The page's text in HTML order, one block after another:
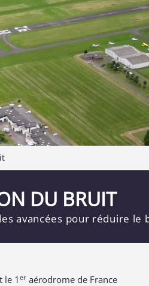
DU BRUIT
avancées pour réduire le
le 1 er aérodrome de France